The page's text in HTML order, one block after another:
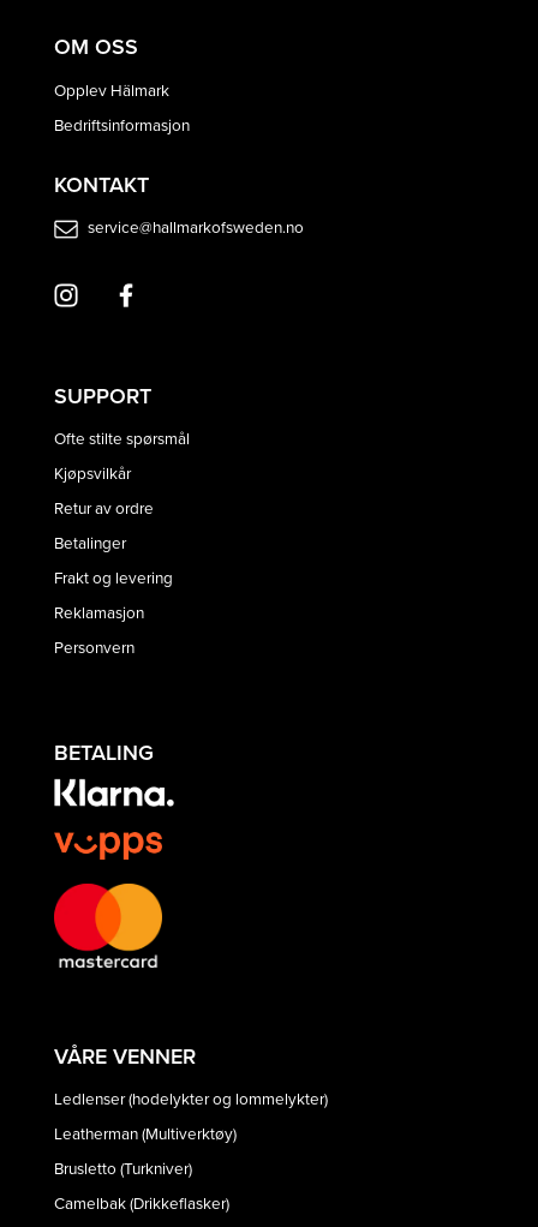
OM OSS
Opplev Hälmark
Bedriftsinformasjon
KONTAKT
service@hallmarkofsweden.no
SUPPORT
Ofte stilte spørsmål
Kjøpsvilkår
Retur av ordre
Betalinger
Frakt og levering
Reklamasjon
Personvern
BETALING
VÅRE VENNER
Ledlenser (hodelykter og lommelykter)
Leatherman (Multiverktøy)
Brusletto (Turkniver)
Camelbak (Drikkeflasker)